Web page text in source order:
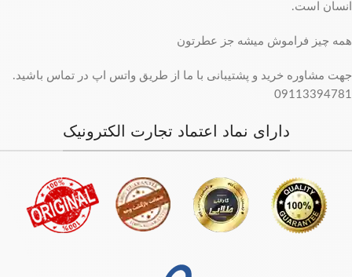
انسان است.
همه چیز فراموش میشه جز عطرتون
جهت مشاوره خرید و پشتیبانی با ما از طریق واتس اپ در تماس باشید.
09113394781
دارای نماد اعتماد تجارت الکترونیک